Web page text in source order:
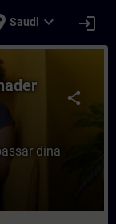
Saudi expand_more login
och
share
dina